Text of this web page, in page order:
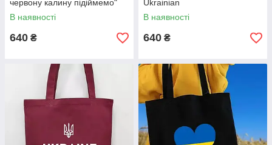
червону калину підіймемо"
В наявності
640 ₴
Ukrainian
В наявності
640 ₴